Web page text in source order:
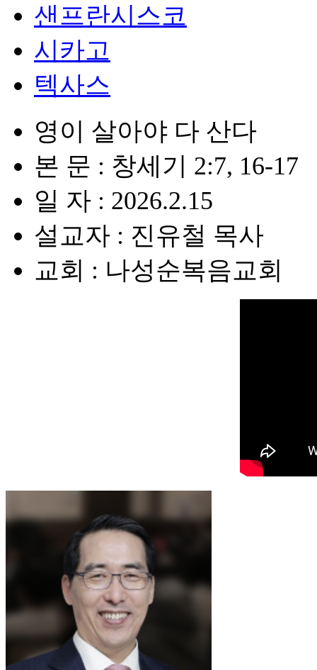
샌프란시스코
시카고
텍사스
영이 살아야 다 산다
본 문 : 창세기 2:7, 16-17
일 자 : 2026.2.15
설교자 : 진유철 목사
교회 : 나성순복음교회